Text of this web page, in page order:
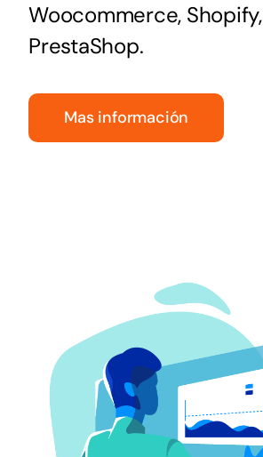
Woocommerce, Shopify,
PrestaShop.
Mas información